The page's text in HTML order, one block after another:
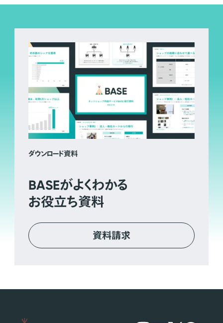
ダウンロード資料
BASEがよくわかる
お役立ち資料
資料請求